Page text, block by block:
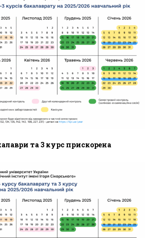
та 3 курс прискорена